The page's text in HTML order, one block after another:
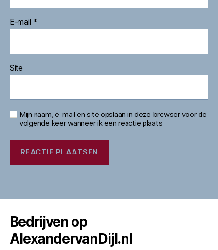
E-mail *
Site
Mijn naam, e-mail en site opslaan in deze browser voor de
volgende keer wanneer ik een reactie plaats.
Bedrijven op
AlexandervanDijl.nl